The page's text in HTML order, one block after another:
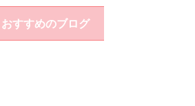
おすすめのブログ